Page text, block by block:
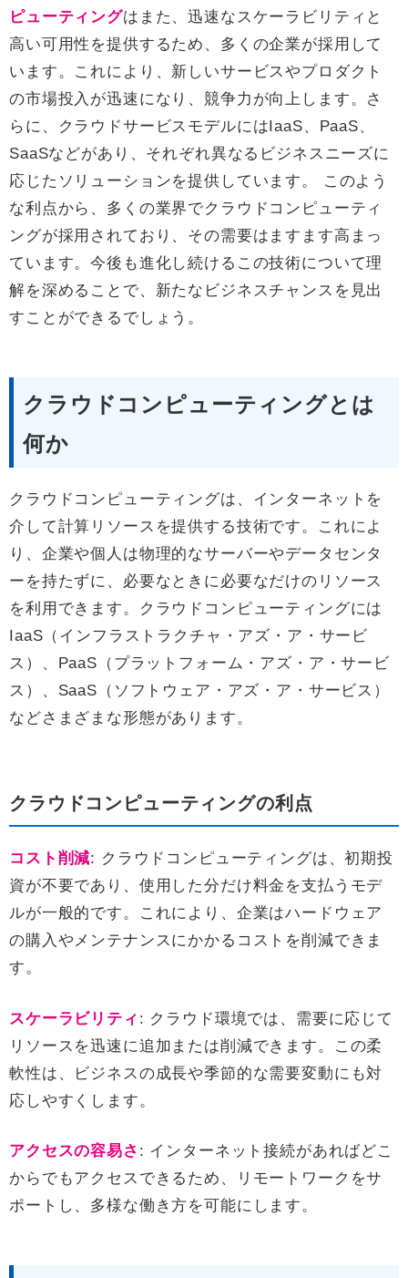
ピューティングはまた、迅速なスケーラビリティと
高い可用性を提供するため、多くの企業が採用して
います。これにより、新しいサービスやプロダクト
の市場投入が迅速になり、競争力が向上します。さ
らに、クラウドサービスモデルにはIaaS、PaaS、
SaaSなどがあり、それぞれ異なるビジネスニーズに
応じたソリューションを提供しています。 このよう
な利点から、多くの業界でクラウドコンピューティ
ングが採用されており、その需要はますます高まっ
ています。今後も進化し続けるこの技術について理
解を深めることで、新たなビジネスチャンスを見出
すことができるでしょう。
クラウドコンピューティングとは
何か
クラウドコンピューティングは、インターネットを
介して計算リソースを提供する技術です。これによ
り、企業や個人は物理的なサーバーやデータセンタ
ーを持たずに、必要なときに必要なだけのリソース
を利用できます。クラウドコンピューティングには
IaaS（インフラストラクチャ・アズ・ア・サービ
ス）、PaaS（プラットフォーム・アズ・ア・サービ
ス）、SaaS（ソフトウェア・アズ・ア・サービス）
などさまざまな形態があります。
クラウドコンピューティングの利点
コスト削減: クラウドコンピューティングは、初期投
資が不要であり、使用した分だけ料金を支払うモデ
ルが一般的です。これにより、企業はハードウェア
の購入やメンテナンスにかかるコストを削減できま
す。
スケーラビリティ : クラウド環境では、需要に応じて
リソースを迅速に追加または削減できます。この柔
軟性は、ビジネスの成長や季節的な需要変動にも対
応しやすくします。
アクセスの容易さ : インターネット接続があればどこ
からでもアクセスできるため、リモートワークをサ
ポートし、多様な働き方を可能にします。